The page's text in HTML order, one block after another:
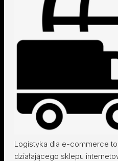
Logistyka dla e-commerce
działającego sklepu